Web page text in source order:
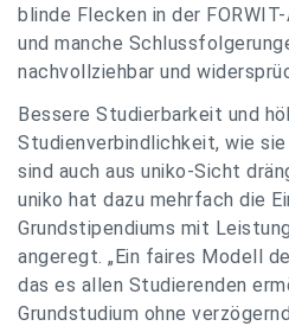
blinde Flecken in der
und manche
nachvollziehbar und
Bessere Studierbarkeit und
Studienverbindlichkeit, wie
sind auch aus uniko-Sicht
uniko hat dazu mehrfach die
Grundstipendiums mit
angeregt. „Ein faires Modell
das es allen Studierenden
Grundstudium ohne